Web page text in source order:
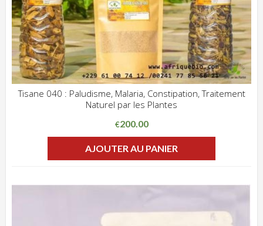
Tisane 040 : Paludisme, Malaria, Constipation, Traitement
Naturel par les Plantes
€200.00
AJOUTER AU PANIER